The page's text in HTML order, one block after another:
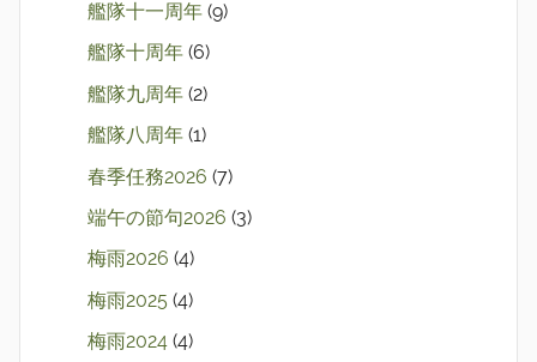
艦隊十一周年 (9)
艦隊十周年 (6)
艦隊九周年 (2)
艦隊八周年 (1)
春季任務2026 (7)
端午の節句2026 (3)
梅雨2026 (4)
梅雨2025 (4)
梅雨2024 (4)